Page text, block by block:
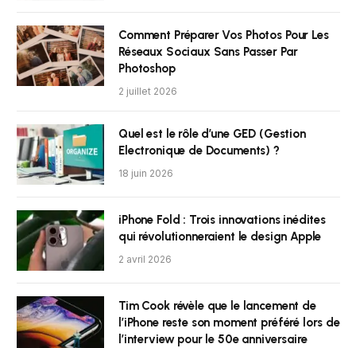
Comment Préparer Vos Photos Pour Les
Réseaux Sociaux Sans Passer Par
Photoshop
2 juillet 2026
Quel est le rôle d’une GED (Gestion
Electronique de Documents) ?
18 juin 2026
iPhone Fold : Trois innovations inédites
qui révolutionneraient le design Apple
2 avril 2026
Tim Cook révèle que le lancement de
l’iPhone reste son moment préféré lors de
l’interview pour le 50e anniversaire